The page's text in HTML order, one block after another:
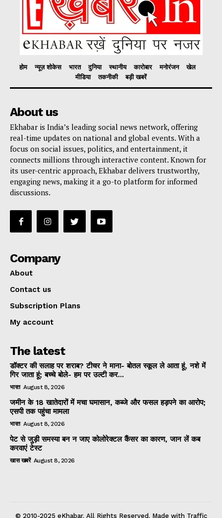
होम न्यूज़ शोकेस भारत दुनिया स्थानीय कारोबार मनोरंजन
खेल
मीडिया
तकनीकी बड़ी खबरें
About us
Ekhabar is India’s leading social news network, offering
real-time updates on national and global events. With a
focus on social issues, politics, and entertainment, it
connects millions through interactive content. Known for
its user-centric approach, Ekhabar delivers trustworthy,
engaging news, making it a go-to platform for informed
discussions.
Company
About
Contact us
Subscription Plans
My account
The latest
डॉक्टर की सलाह पर शराब? टीचर ने माना- बोतल स्कूल ले आता हूं, नशे में
गिर जाता हूं; बच्चे बोले- हम पर उल्टी कर...
भारत August 8, 2026
जमीन के 18 खातेदारों में मचा घमासान, कब्जे और फसल हड़पने का आरोप;
एसपी तक पहुंचा मामला
भारत August 8, 2026
पेट से जुड़ी समस्या बन न जाए कोलोरेक्टल कैंसर का कारण, जान लें कब
करवाएं टेस्ट
खास खबरें August 8, 2026
© 2010-2025 eKhabar. All Rights Reserved. Made with Traffic